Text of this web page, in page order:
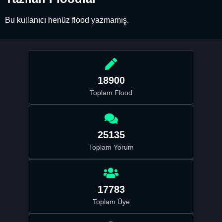
Bu kullanıcı henüz flood yazmamış.
18900
Toplam Flood
25135
Toplam Yorum
17783
Toplam Üye